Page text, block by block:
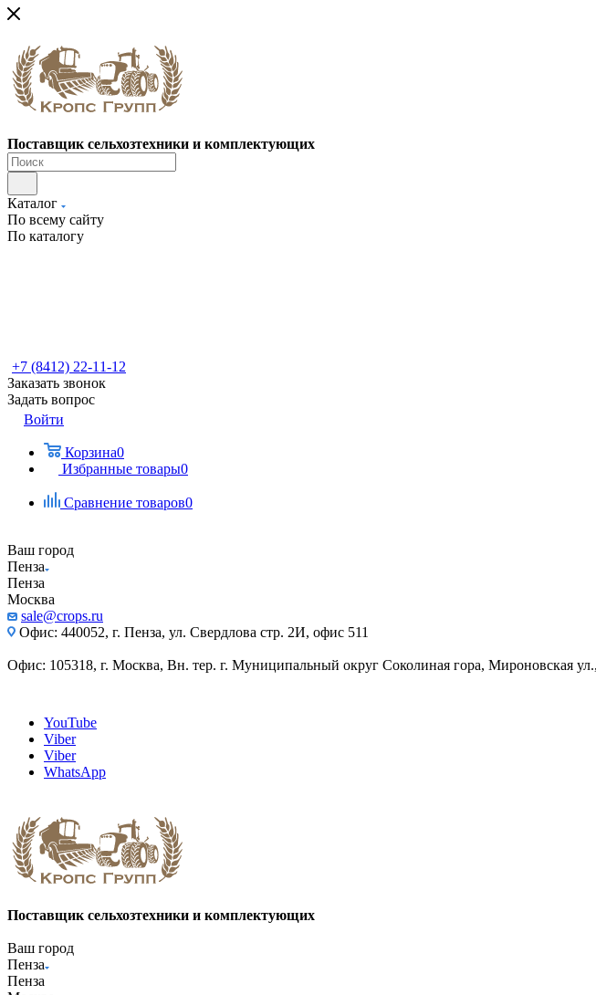
Поставщик сельхозтехники и комплектующих
Каталог
По всему сайту
По каталогу
+7 (8412) 22-11-12
Заказать звонок
Задать вопрос
Войти
Корзина0
Избранные товары0
Сравнение товаров0
Ваш город
Пенза
Пенза
Москва
sale@crops.ru
Офис: 440052, г. Пенза, ул. Свердлова стр. 2И, офис 511
Офис: 105318, г. Москва, Вн. тер. г. Муниципальный округ Соколиная гора, Мироновская
YouTube
Viber
Viber
WhatsApp
Поставщик сельхозтехники и комплектующих
Ваш город
Пенза
Пенза